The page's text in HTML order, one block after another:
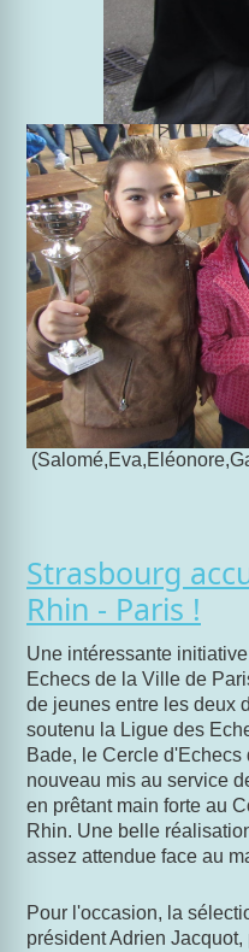
Strasbourg
Rhin - Paris !
Une intéressante
Echecs de la Ville de
de jeunes entre les deux
soutenu la Ligue des
Bade, le Cercle d'Echecs
nouveau mis au service
en prêtant main forte au
Rhin. Une belle
assez attendue face au
Pour l'occasion, la
président Adrien